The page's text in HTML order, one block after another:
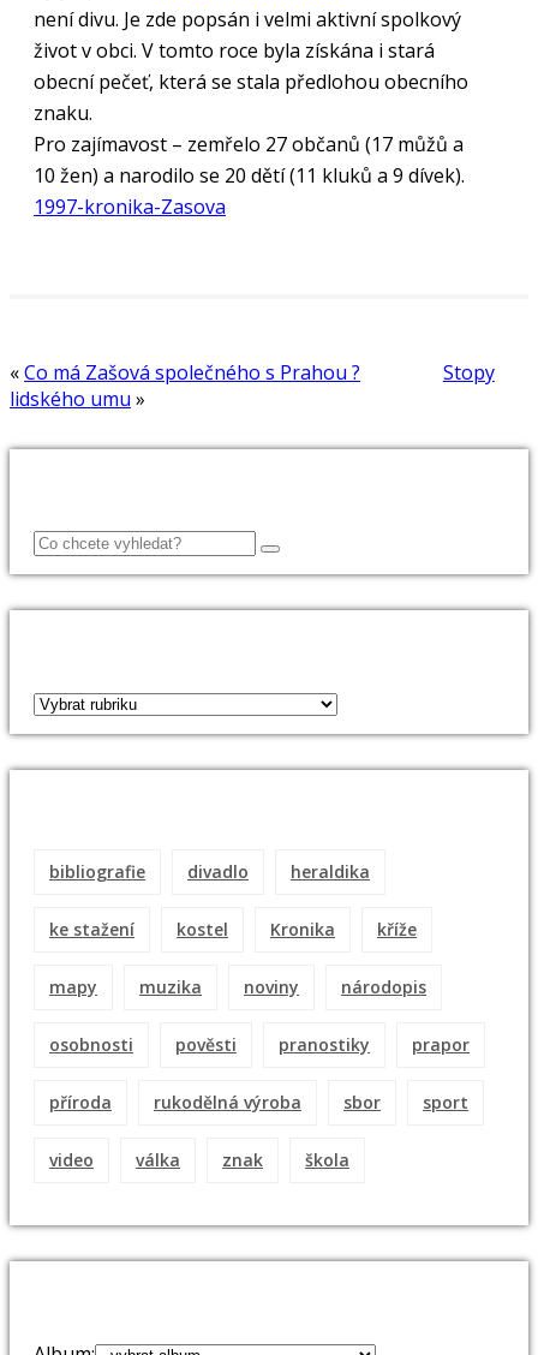
není divu. Je zde popsán i velmi aktivní spolkový
život v obci. V tomto roce byla získána i stará
obecní pečeť, která se stala předlohou obecního
znaku.
Pro zajímavost – zemřelo 27 občanů (17 můžů a
10 žen) a narodilo se 20 dětí (11 kluků a 9 dívek).
1997-kronika-Zasova
«Co má Zašová společného s Prahou ?
Stopy
lidského umu »
bibliografie divadlo heraldika
ke stažení kostel Kronika kříže
mapy muzika noviny národopis
osobnosti pověsti pranostiky prapor
příroda rukodělná výroba sbor sport
video válka znak škola